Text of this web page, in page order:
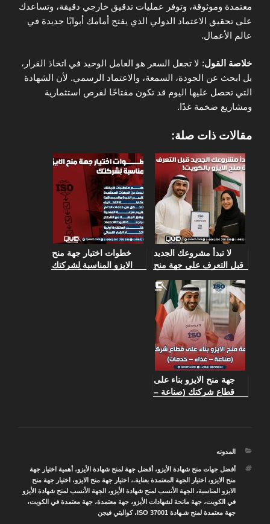
معتمدة وموثوقة، وتوفر عمليات تدقيق خارجي دقيقة، وتساعدك
على تحقيق الاعتماد الدولي الذي يفتح أمامك أبوابًا جديدة في
عالم الأعمال.
خلاصة القول: لا تجعل السعر هو العامل الوحيد في اتخاذ القرار،
بل ابحث عن الجودة، السمعة، والاعتماد الرسمي. لأن الشهادة
التي تحصل عليها اليوم قد تكون مفتاحًا لفرص استثمارية
ومشاريع ضخمة غدًا.
مقالات ذات صلة:
لا تبدأ مشروعك الجديد
قبل التعرف على جهة منح
خطوات اختيار جهة منح
الايزو المناسبة لِشركتك
جهة منح الايزو بناء على
قطاع شركتك (صناعة –
التصنيفات
المدونه
الوسوم
أفضل جهات منح شهادة الأيزو،أفضل جهة لمنح شهادة الأيزو،أهمية اختيار جهة
منح الايزو، اختيار الجهة المعتمدة بعناية.، اختيار جهة منح الايزو، اختيار جهة منح
الايزو المناسبة، الجهة الأنسب لمنح شهادة الأيزو، الجهة الأنسب لمنح شهادة الأيزو
في الكويت،جهة مانحة لشهادات الأيزو،جهة معتمدة،جهة معتمدة في الكويت،
جهة معتمدة لمنح شـهادة ISO 37001
،كواليتي فيجن